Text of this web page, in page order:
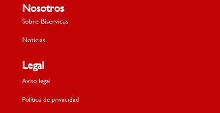
Nosotros
Sobre Biservicus
Noticias
Legal
Aviso legal
Política de privacidad